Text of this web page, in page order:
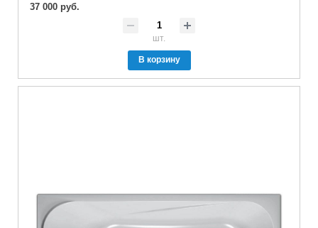
37 000 руб.
шт.
В корзину